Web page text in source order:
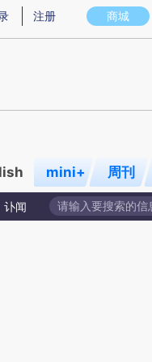
图存在偏差。不代表财新观点
商城
注册
mini+ 周刊
讣闻